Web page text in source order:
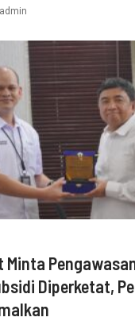
admin
Minta
Diperketat,